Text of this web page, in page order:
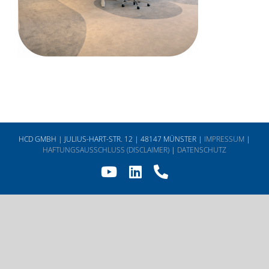
HCD GMBH | JULIUS-HART-STR. 12 | 48147 MÜNSTER | IMPRESSUM |
HAFTUNGSAUSSCHLUSS (DISCLAIMER) | DATENSCHUTZ
YouTube
LinkedInTelefon